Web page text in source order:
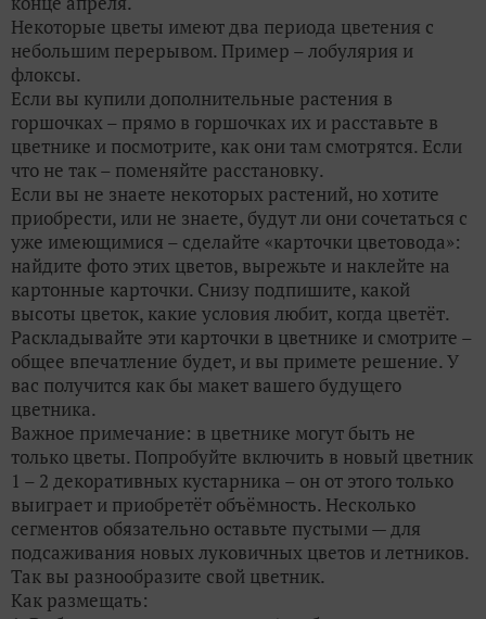
Некоторые цветы имеют два периода цветения с
небольшим перерывом. Пример – лобулярия и
флоксы.
Если вы купили дополнительные растения в
горшочках – прямо в горшочках их и расставьте в
цветнике и посмотрите, как они там смотрятся. Если
что не так – поменяйте расстановку.
Если вы не знаете некоторых растений, но хотите
приобрести, или не знаете, будут ли они сочетаться с
уже имеющимися – сделайте «карточки цветовода»:
найдите фото этих цветов, вырежьте и наклейте на
картонные карточки. Снизу подпишите, какой
высоты цветок, какие условия любит, когда цветёт.
Раскладывайте эти карточки в цветнике и смотрите –
общее впечатление будет, и вы примете решение. У
вас получится как бы макет вашего будущего
цветника.
Важное примечание: в цветнике могут быть не
только цветы. Попробуйте включить в новый цветник
1 – 2 декоративных кустарника – он от этого только
выиграет и приобретёт объёмность. Несколько
сегментов обязательно оставьте пустыми — для
подсаживания новых луковичных цветов и летников.
Так вы разнообразите свой цветник.
Как размещать: